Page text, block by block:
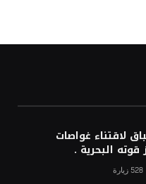
لاقتناء غواصات
البحرية .
528 زيارة